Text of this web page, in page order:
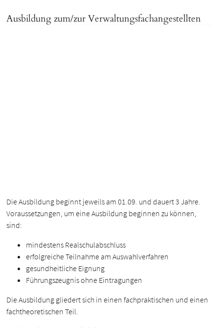
Ausbildung zum/zur Verwaltungsfachangestellten
Die Ausbildung beginnt jeweils am 01.09. und dauert 3 Jahre.
Voraussetzungen, um eine Ausbildung beginnen zu können,
sind:
mindestens Realschulabschluss
erfolgreiche Teilnahme am Auswahlverfahren
gesundheitliche Eignung
Führungszeugnis ohne Eintragungen
Die Ausbildung gliedert sich in einen fachpraktischen und einen
fachtheoretischen Teil.